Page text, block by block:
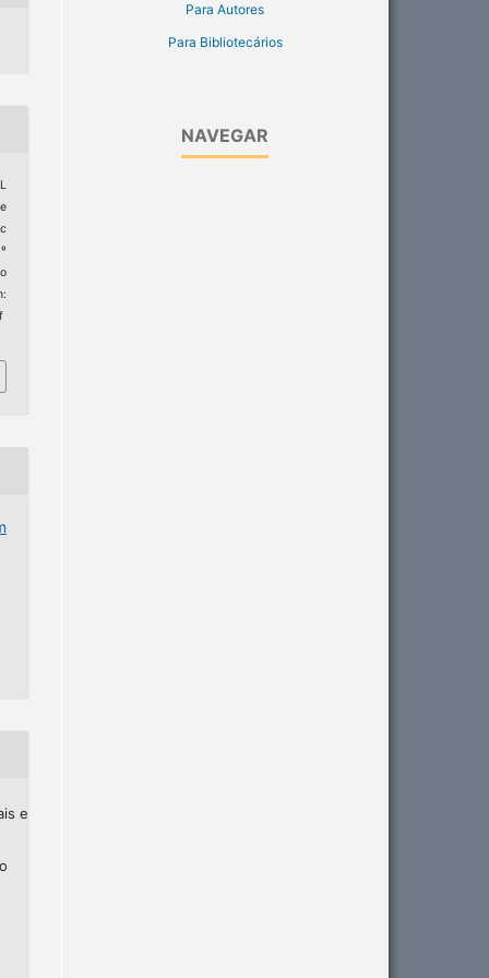
e
Para Autores
Para Bibliotecários
NAVEGAR